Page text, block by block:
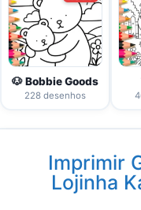
🐶 Bobbie Goods
228 desenhos
Imprimir
Lojinha